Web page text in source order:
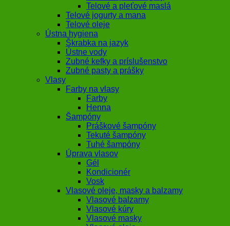
Telové a pleťové maslá
Telové jogurty a mana
Telové oleje
Ústna hygiena
Škrabka na jazyk
Ústne vody
Zubné kefky a príslušenstvo
Zubné pasty a prášky
Vlasy
Farby na vlasy
Farby
Henna
Šampóny
Práškové šampóny
Tekuté šampóny
Tuhé šampóny
Úprava vlasov
Gél
Kondicionér
Vosk
Vlasové oleje, masky a balzamy
Vlasové balzamy
Vlasové kúry
Vlasové masky